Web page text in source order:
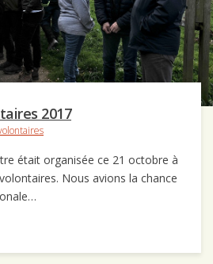
2017
était organisée ce 21 octobre à
Nous avions la chance